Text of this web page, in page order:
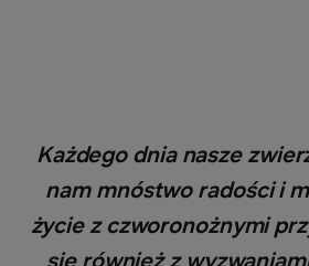
Każdego dnia nasze
nam mnóstwo radości i
życie z czworonożnymi